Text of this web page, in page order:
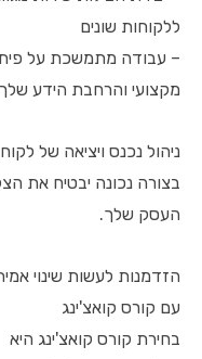
ללקוחות שונים
– עבודה מתמשכת על
מקצועי והרחבת הידע שלך
ניהול נכנס ויציאה של
בצורה נכונה יבטיח את
העסק שלך.
הזדמנות לעשות שינוי
עם קורס קואצ'ינג
בחירת קורס קואצ'ינג היא